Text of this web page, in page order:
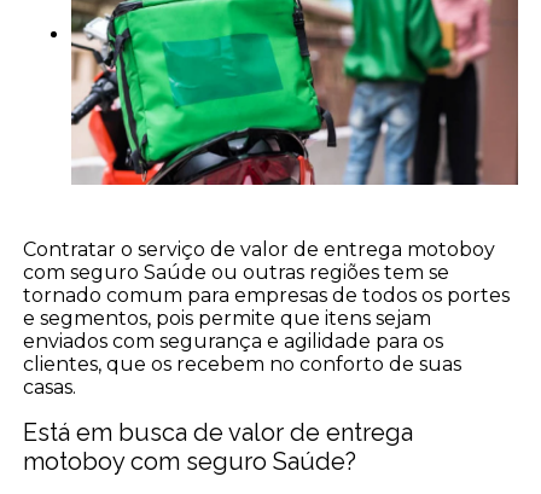
Contratar o serviço de valor de entrega motoboy
com seguro Saúde ou outras regiões tem se
tornado comum para empresas de todos os portes
e segmentos, pois permite que itens sejam
enviados com segurança e agilidade para os
clientes, que os recebem no conforto de suas
casas.
Está em busca de valor de entrega
motoboy com seguro Saúde?